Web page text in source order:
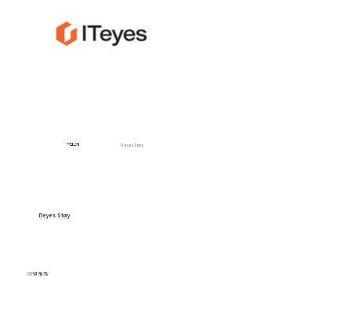
2025년 1월 6일
기업소개 ITeyes Story
ITeyes Story